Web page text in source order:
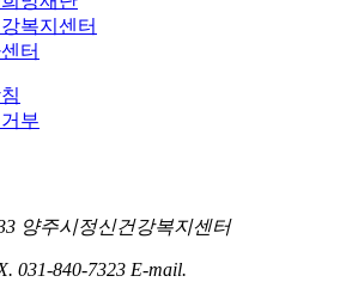
부
양주시정신건강복지센터
031-840-7323 E-mail.